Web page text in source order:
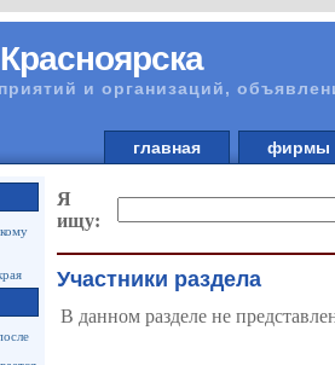
и организаций,
главная
Я
ищу:
Участники раздела
В данном разделе не